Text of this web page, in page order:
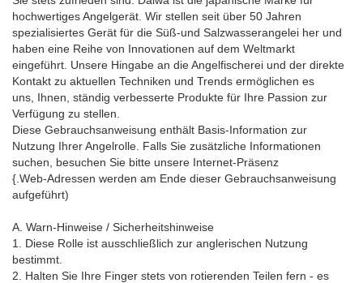
hochwertiges Angelgerät. Wir stellen seit über 50 Jahren
spezialisiertes Gerät für die Süß-und Salzwasserangelei her und
haben eine Reihe von Innovationen auf dem Weltmarkt
eingeführt. Unsere Hingabe an die Angelfischerei und der direkte
Kontakt zu aktuellen Techniken und Trends ermöglichen es
uns, Ihnen, ständig verbesserte Produkte für Ihre Passion zur
Verfügung zu stellen.
Diese Gebrauchsanweisung enthält Basis-Information zur
Nutzung Ihrer Angelrolle. Falls Sie zusätzliche Informationen
suchen, besuchen Sie bitte unsere Internet-Präsenz
{.Web-Adressen werden am Ende dieser Gebrauchsanweisung
aufgeführt)
A. Warn-Hinweise / Sicherheitshinweise
1. Diese Rolle ist ausschließlich zur anglerischen Nutzung
bestimmt.
2. Halten Sie Ihre Finger stets von rotierenden Teilen fern - es